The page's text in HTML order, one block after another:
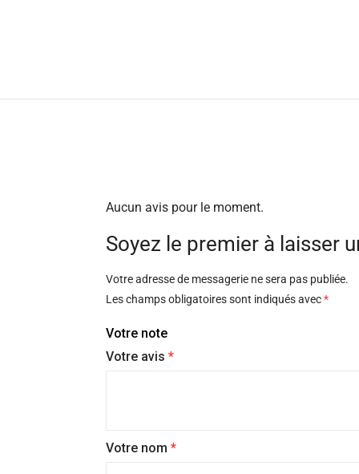
Aucun avis pour le moment.
Soyez le premier à laisser
Votre adresse de messagerie ne sera pas publiée.
Les champs obligatoires sont indiqués avec*
Votre note
Votre avis *
Votre nom *